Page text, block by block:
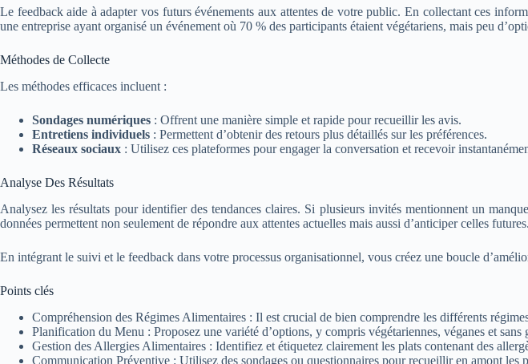
Le feedback aide à adapter vos futurs événements aux attentes de votre public. En collectant ces
une entreprise ayant organisé un événement où 70 % des participants étaient végétariens, mais peu
Méthodes de Collecte
Les méthodes efficaces incluent :
Sondages numériques : Offrent une manière simple et rapide pour recueillir les avis.
Entretiens individuels : Permettent d’obtenir des retours plus détaillés sur les préférences.
Réseaux sociaux : Utilisez ces plateformes pour engager la conversation et recevoir
Analyse Des Résultats
Analysez les résultats pour identifier des tendances claires. Si plusieurs invités mentionnent un
données permettent non seulement de répondre aux attentes actuelles mais aussi d’anticiper celles futures.
En intégrant le suivi et le feedback dans votre processus organisationnel, vous créez une boucle
Points clés
Compréhension des Régimes Alimentaires : Il est crucial de bien comprendre les différents
Planification du Menu : Proposez une variété d’options, y compris végétariennes, véganes et
Gestion des Allergies Alimentaires : Identifiez et étiquetez clairement les plats contenant des
Communication Préventive : Utilisez des sondages ou questionnaires pour recueillir en amont les